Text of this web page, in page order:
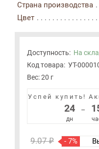
Страна производства
Цвет
Доступность: На
Код товара: УТ-
Вес: 20 г
Успей купить!
24
дн
–
9.07 ₽ - 7%